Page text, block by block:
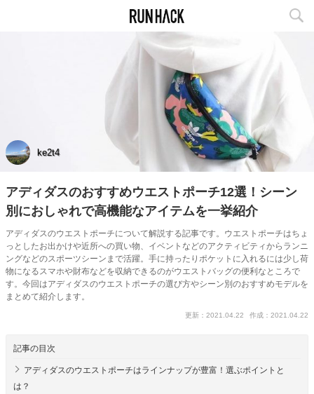
ke2t4
アディダスのおすすめウエストポーチ12選！シーン
別におしゃれで高機能なアイテムを一挙紹介
アディダスのウエストポーチについて解説する記事です。ウエストポーチはちょ
っとしたお出かけや近所への買い物、イベントなどのアクティビティからランニ
ングなどのスポーツシーンまで活躍。手に持ったりポケットに入れるには少し荷
物になるスマホや財布などを収納できるのがウエストバッグの便利なところで
す。今回はアディダスのウエストポーチの選び方やシーン別のおすすめモデルを
まとめて紹介します。
更新：2021.04.22 作成：2021.04.22
記事の目次
アディダスのウエストポーチはラインナップが豊富！選ぶポイントと
は？